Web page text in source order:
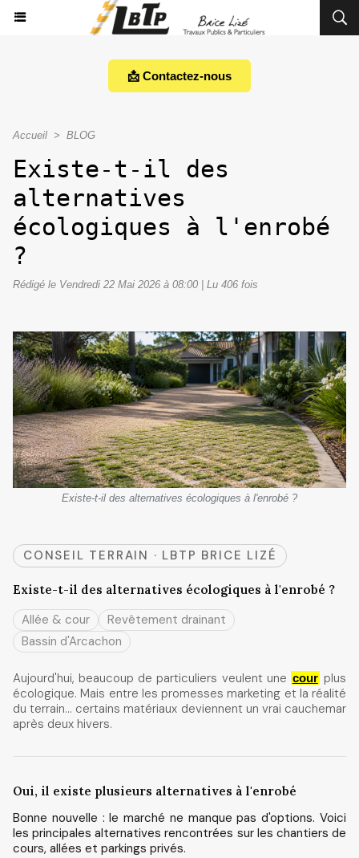
📩 Contactez-nous
Accueil > BLOG
Existe-t-il des
alternatives
écologiques à l'enrobé
?
Rédigé le Vendredi 22 Mai 2026 à 08:00 | Lu 406 fois
Existe-t-il des alternatives écologiques à l'enrobé ?
CONSEIL TERRAIN · LBTP BRICE LIZÉ
Existe-t-il des alternatives écologiques à l'enrobé ?
Allée & cour
Revêtement drainant
Bassin d'Arcachon
Aujourd'hui, beaucoup de particuliers veulent une cour plus
écologique. Mais entre les promesses marketing et la réalité
du terrain… certains matériaux deviennent un vrai cauchemar
après deux hivers.
Oui, il existe plusieurs alternatives à l'enrobé
Bonne nouvelle : le marché ne manque pas d'options. Voici
les principales alternatives rencontrées sur les chantiers de
cours, allées et parkings privés.